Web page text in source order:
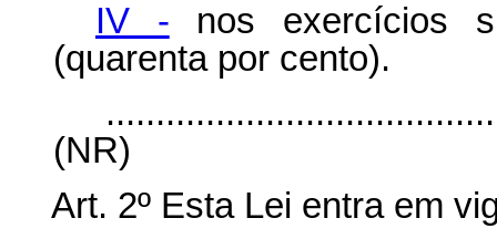
IV - nos exercícios
(quarenta por cento).
(NR)
Art. 2º Esta Lei entra em